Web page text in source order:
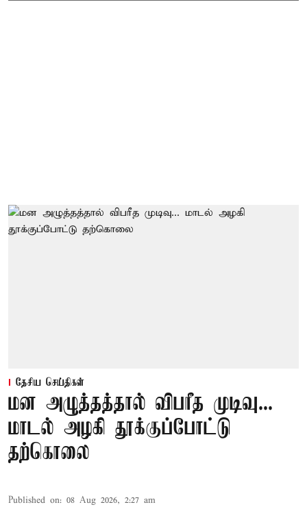
தேசிய செய்திகள்
மன அழுத்தத்தால் விபரீத முடிவு...
மாடல் அழகி தூக்குப்போட்டு
தற்கொலை
Published on: 08 Aug 2026, 2:27 am